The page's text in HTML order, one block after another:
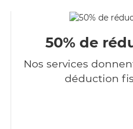
50% de
Nos services
déduction